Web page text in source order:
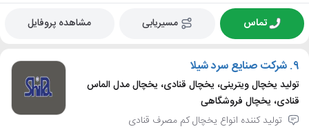
تماس مسیریابی مشاهده پروفایل
9. شرکت صنایع سرد شیلا
تولید یخچال ویترینی، یخچال قنادی، یخچال مدل الماس
قنادی، یخچال فروشگاهی
تولید کننده انواع یخچال کم مصرف قنادی